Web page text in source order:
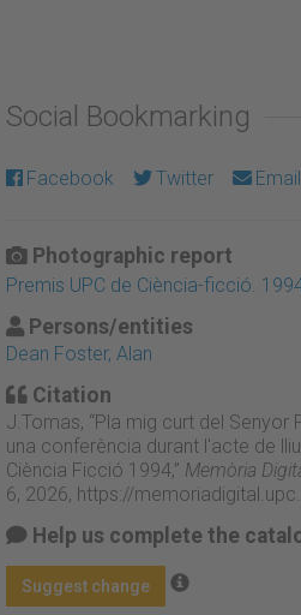
Social Bookmarking
Facebook Twitter Email
Photographic report
Premis UPC de Ciència-ficció.
Persons/entities
Dean Foster, Alan
Citation
J.Tomas, “Pla mig curt del Senyor
una conferència durant l'acte de
Ciència Ficció 1994,” Memòria
6, 2026, https://
Help us complete the
Suggest change